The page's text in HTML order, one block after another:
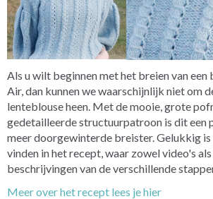
Als u wilt beginnen met het breien van een
Air, dan kunnen we waarschijnlijk niet om
lenteblouse heen. Met de mooie, grote
gedetailleerde structuurpatroon is dit een
meer doorgewinterde breister. Gelukkig is
vinden in het recept, waar zowel video's
beschrijvingen van de verschillende
Meer over het recept lees je hier